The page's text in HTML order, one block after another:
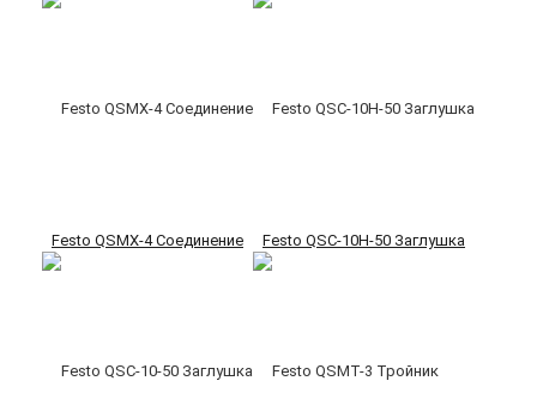
Festo QSMX-4 Соединение Festo QSC-10H-50 Заглушка